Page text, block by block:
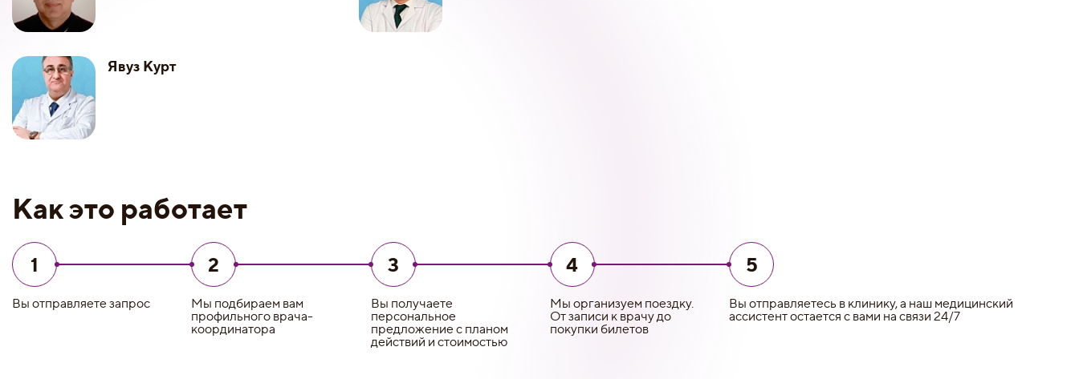
Явуз Курт
Как это работает
1
Вы отправляете запрос
2
Мы подбираем вам
профильного врача-
координатора
3
Вы получаете
персональное
предложение с планом
действий и стоимостью
4
Мы организуем поездку.
От записи к врачу до
покупки билетов
5
Вы отправляетесь в клинику, а наш медицинский
ассистент остается с вами на связи 24/7